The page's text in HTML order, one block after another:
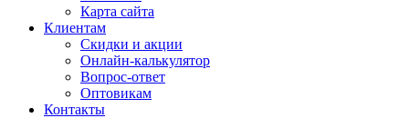
Карта сайта
Клиентам
Скидки и акции
Онлайн-калькулятор
Вопрос-ответ
Оптовикам
Контакты